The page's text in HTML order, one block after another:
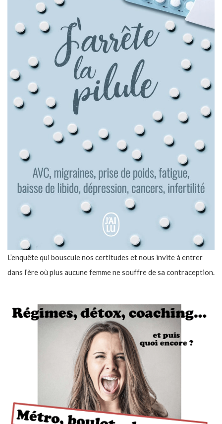
L’enquête qui bouscule nos certitudes et nous invite à entrer
dans l’ère où plus aucune femme ne souffre de sa contraception.